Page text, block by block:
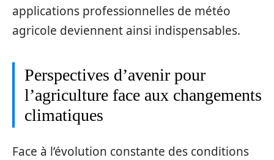
applications professionnelles de météo
agricole deviennent ainsi indispensables.
Perspectives d’avenir pour
l’agriculture face aux changements
climatiques
Face à l’évolution constante des conditions